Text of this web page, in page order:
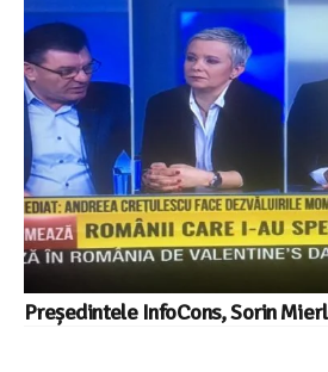
Președintele InfoCons, Sorin